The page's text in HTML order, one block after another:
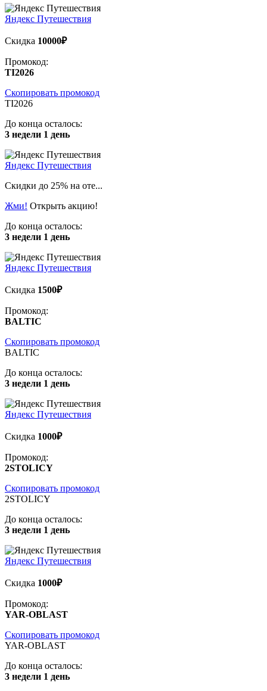
Яндекс Путешествия
Скидка 10000₽
Промокод:
TI2026
Скопировать промокод
TI2026
До конца осталось:
3 недели 1 день
Яндекс Путешествия
Скидки до 25% на оте...
Жми! Открыть акцию!
До конца осталось:
3 недели 1 день
Яндекс Путешествия
Скидка 1500₽
Промокод:
BALTIC
Скопировать промокод
BALTIC
До конца осталось:
3 недели 1 день
Яндекс Путешествия
Скидка 1000₽
Промокод:
2STOLICY
Скопировать промокод
2STOLICY
До конца осталось:
3 недели 1 день
Яндекс Путешествия
Скидка 1000₽
Промокод:
YAR-OBLAST
Скопировать промокод
YAR-OBLAST
До конца осталось:
3 недели 1 день